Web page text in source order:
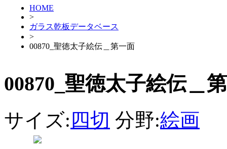
HOME
>
ガラス乾板データベース
>
00870_聖徳太子絵伝＿第一面
00870_聖徳太子絵伝＿
サイズ: 四切 分野:絵画